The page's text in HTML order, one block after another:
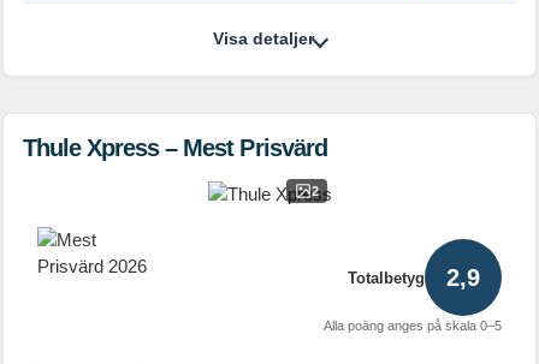
Visa detaljer
Thule Xpress – Mest Prisvärd
2
Totalbetyg 2,9
Alla poäng anges på skala 0–5